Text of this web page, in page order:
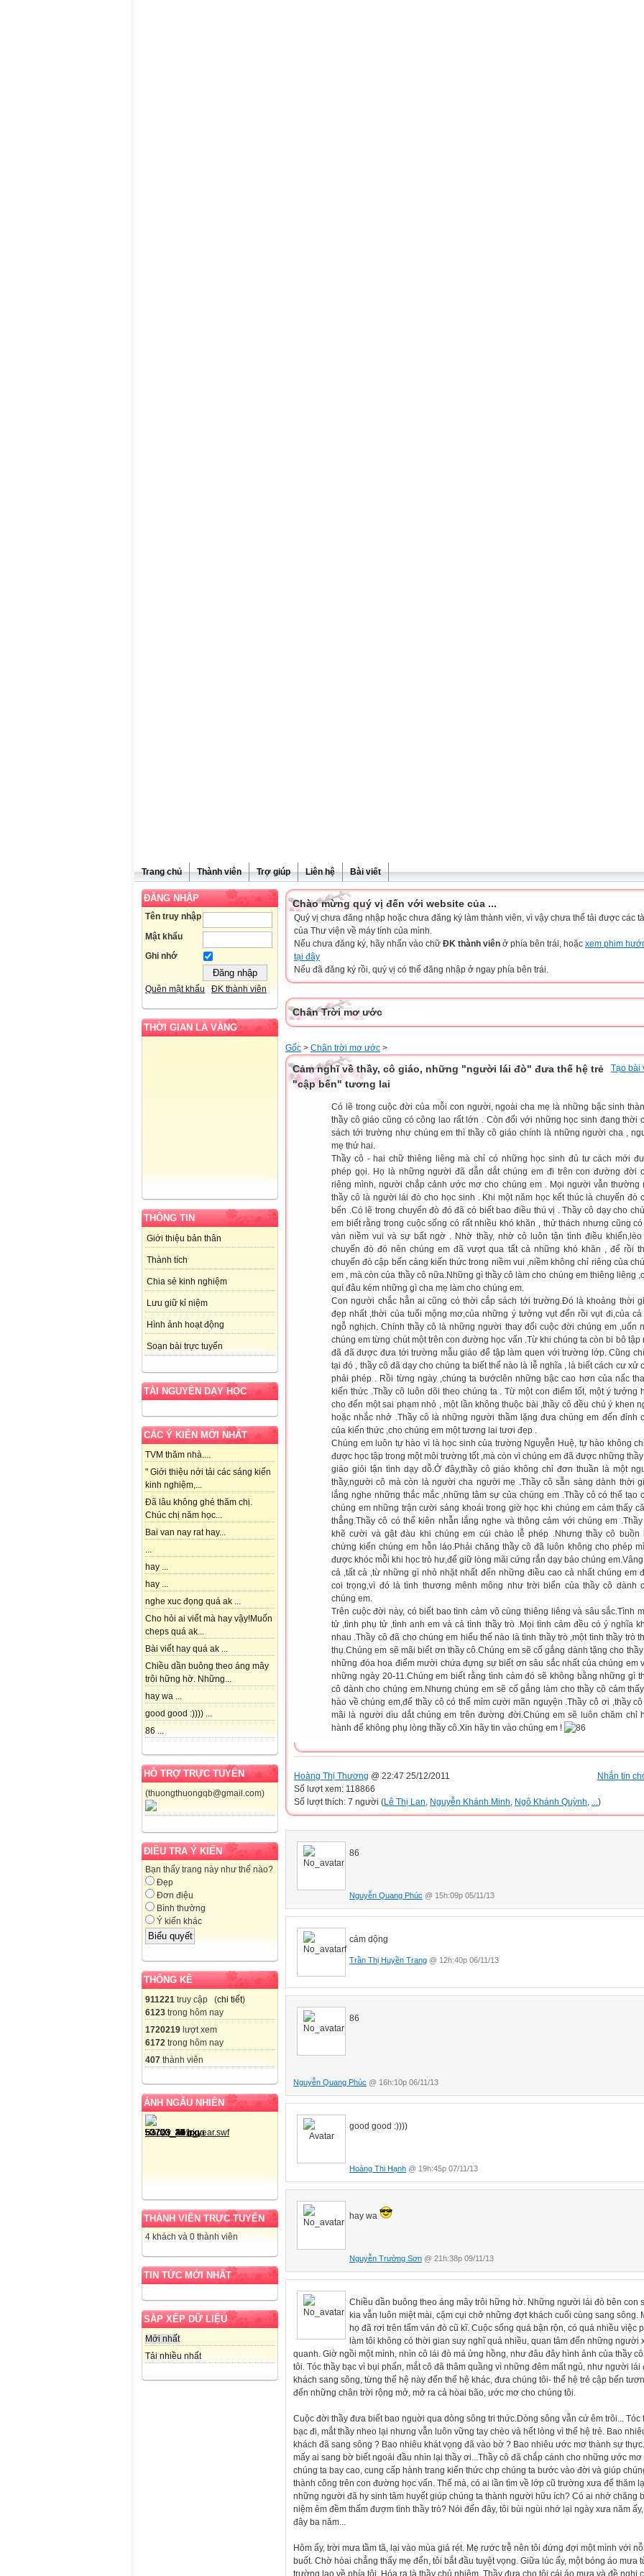
Trang chủ Thành viên Trợ giúp Liên hệ Bài viết
ĐĂNG NHẬP
Tên truy nhập
Mật khẩu
Ghi nhớ
Quên mật khẩu ĐK thành viên
THỜI GIAN LÀ VÀNG
THÔNG TIN
Giới thiệu bản thân
Thành tích
Chia sẻ kinh nghiệm
Lưu giữ kỉ niệm
Hình ảnh hoạt động
Soạn bài trực tuyến
TÀI NGUYÊN DẠY HỌC
CÁC Ý KIẾN MỚI NHẤT
TVM thăm nhà....
" Giới thiệu nới tải các sáng kiến
kinh nghiệm,...
Đã lâu không ghé thăm chị.
Chúc chị năm học...
Bai van nay rat hay...
...
hay ...
hay ...
nghe xuc đọng quá ak ...
Cho hỏi ai viết mà hay vậy!Muốn
cheps quá ak...
Bài viết hay quá ak ...
Chiều dần buông theo áng mây
trôi hững hờ. Những...
hay wa ...
good good :)))) ...
86 ...
HỖ TRỢ TRỰC TUYẾN
(thuongthuongqb@gmail.com)
ĐIỀU TRA Ý KIẾN
Bạn thấy trang này như thế nào?
Đẹp
Đơn điệu
Bình thường
Ý kiến khác
THỐNG KÊ
911221 truy cập (chi tiết)
6123 trong hôm nay
1720219 lượt xem
6172 trong hôm nay
407 thành viên
ẢNH NGẪU NHIÊN
THÀNH VIÊN TRỰC TUYẾN
4 khách và 0 thành viên
TIN TỨC MỚI NHẤT
SẮP XẾP DỮ LIỆU
Mới nhất
Tải nhiều nhất
Chào mừng quý vị đến với website của ...
Quý vị chưa đăng nhập hoặc chưa đăng ký làm thành viên, vì vậy chưa thể tải được các
của Thư viện về máy tính của mình.
Nếu chưa đăng ký, hãy nhấn vào chữ ĐK thành viên ở phía bên trái, hoặc xem phim
tại đây
Nếu đã đăng ký rồi, quý vị có thể đăng nhập ở ngay phía bên trái.
Chân Trời mơ ước
Gốc > Chân trời mơ ước >
Tạo bài
Cảm nghĩ về thầy, cô giáo, những "người lái đò" đưa thế hệ trẻ
"cập bến" tương lai
Có lẽ trong cuộc đời của mỗi con người, ngoài cha mẹ là những bậc sinh
thầy cô giáo cũng có công lao rất lớn . Còn đối với những học sinh đang thời
sách tới trường như chúng em thì thầy cô giáo chính là những người cha ,
mẹ thứ hai.
Thầy cô - hai chữ thiêng liêng mà chỉ có những học sinh đủ tư cách mới
phép gọi. Họ là những người đã dẫn dắt chúng em đi trên con đường đời
riêng mình, người chắp cánh ước mơ cho chúng em . Mọi người vẫn thường
thầy cô là người lái đò cho học sinh . Khi một năm học kết thúc là chuyến đò
bến .Có lẽ trong chuyến đò đó đã có biết bao điều thú vị . Thầy cô dạy cho
em biết rằng trong cuộc sống có rất nhiều khó khăn , thử thách nhưng cũng
vàn niềm vui và sự bất ngờ . Nhờ thầy, nhờ cô luôn tận tình điều khiển,lèo
chuyến đò đó nên chúng em đã vượt qua tất cả những khó khăn , để rồi
chuyến đò cập bến cảng kiến thức trong niềm vui ,niềm không chỉ riêng của
em , mà còn của thầy cô nữa.Những gì thầy cô làm cho chúng em thiêng liêng
quí đâu kém những gì cha mẹ làm cho chúng em.
Con người chắc hẳn ai cũng có thời cắp sách tới trường.Đó là khoảng thời
đẹp nhất ,thời của tuổi mộng mơ,của những ý tưởng vụt đến rồi vụt đi,của
ngỗ nghịch. Chính thầy cô là những người thay đổi cuộc đời chúng em ,uốn
chúng em từng chút một trên con đường học vấn .Từ khi chúng ta còn bi bô tập
đã đã được đưa tới trường mẫu giáo để tập làm quen với trường lớp. Cũng
tại đó , thầy cô đã dạy cho chúng ta biết thế nào là lễ nghĩa , là biết cách cư xử
phải phép . Rồi từng ngày ,chúng ta bướclên những bậc cao hơn của nấc
kiến thức .Thầy cô luôn dõi theo chúng ta . Từ một con điểm tốt, một ý tưởng
cho đến một sai phạm nhỏ , một lần không thuộc bài ,thầy cô đều chú ý khen
hoặc nhắc nhở .Thầy cô là những người thầm lặng đưa chúng em đến đỉnh
của kiến thức ,cho chúng em một tương lai tươi đẹp .
Chúng em luôn tự hào vì là học sinh của trường Nguyễn Huệ, tự hào không
được học tập trong một môi trường tốt ,mà còn vì chúng em đã được những
giáo giỏi tận tình dạy dỗ.Ở đây,thầy cô giáo không chỉ đơn thuần là một
thầy,người cô mà còn là người cha người mẹ .Thầy cô sẵn sàng dành thời
lắng nghe những thắc mắc ,những tâm sự của chúng em .Thầy cô có thể tạo
chúng em những trận cười sảng khoái trong giờ học khi chúng em cảm thấy
thẳng.Thầy cô có thể kiên nhẫn lắng nghe và thông cảm với chúng em
khẽ cười và gật đàu khi chúng em cúi chào lễ phép .Nhưng thầy cô buồn
chứng kiến chúng em hỗn láo.Phải chăng thầy cô đã luôn không cho phép
được khóc mỗi khi học trò hư,để giữ lòng mãi cứng rắn dạy bảo chúng
cả ,tất cả ,từ những gì nhỏ nhặt nhất đến những điều cao cả nhất chúng em
coi trọng,vì đó là tình thương mênh mông như trời biển của thầy cô dành
chúng em.
Trên cuộc đời này, có biết bao tình cảm vô cùng thiêng liêng và sâu sắc.Tình
tử ,tình phụ tử ,tình anh em và cả tình thầy trò .Mọi tình cảm đều có ý nghĩa
nhau .Thầy cô đã cho chúng em hiểu thế nào là tình thầy trò ,một tình thầy trò
thụ.Chúng em sẽ mãi biết ơn thầy cô.Chúng em sẽ cố gắng dành tặng cho
những đóa hoa điểm mười chứa đựng sự biết ơn sâu sắc nhất của chúng em
những ngày 20-11.Chúng em biết rằng tình cảm đó sẽ không bằng những gì
cô dành cho chúng em.Nhưng chúng em sẽ cố gắng làm cho thầy cô cảm
hào về chúng em,để thầy cô có thể mỉm cười mãn nguyện .Thầy cô ơi ,thầy cô
mãi là người dìu dắt chúng em trên đường đời.Chúng em sẽ luôn chăm chỉ
hành để không phụ lòng thầy cô.Xin hãy tin vào chúng em !
Nhắn tin
Hoàng Thị Thương @ 22:47 25/12/2011
Số lượt xem: 118866
Số lượt thích: 7 người (Lê Thị Lan Nguyễn Khánh Minh Ngô Khánh Quỳnh )
86
Nguyễn Quang Phúc @ 15h:09p 05/11/13
cảm dộng
Trần Thị Huyền Trang @ 12h:40p 06/11/13
86
Nguyễn Quang Phúc @ 16h:10p 06/11/13
good good :))))
Hoàng Thi Hạnh @ 19h:45p 07/11/13
hay wa
Nguyễn Trường Sơn @ 21h:38p 09/11/13
Chiều dần buông theo áng mây trôi hững hờ. Những người lái đò bên con
kia vẫn luôn miệt mài, cặm cụi chở những đợt khách cuối cùng sang sông.
họ đã rơi trên tấm ván đò cũ kĩ. Cuộc sống quá bận rộn, có quá nhiều việc
làm tôi không có thời gian suy nghĩ quá nhiều, quan tâm đến những người
quanh. Giờ ngồi một mình, nhìn cô lái đò má ửng hồng, như đâu đây hình ảnh của thầy
tôi. Tóc thầy bạc vì bụi phấn, mắt cô đã thâm quầng vì những đêm mất ngủ, như người lái
khách sang sông, từng thế hệ này đến thế hệ khác, đưa chúng tôi- thế hệ trẻ cập bến
đến những chân trời rộng mở, mở ra cả hòai bão, ước mơ cho chúng tôi.
Cuộc đời thầy đưa biết bao nguời qua dòng sông tri thức.Dòng sông vẫn cứ êm trôi... Tóc
bạc đi, mắt thầy nheo lại nhưng vẫn luôn vững tay chèo và hết lòng vì thế hệ trẻ. Bao
khách đã sang sông ? Bao nhiêu khát vọng đã vào bờ ? Bao nhiêu ước mơ thành sự
mấy ai sang bờ biết ngoái đầu nhìn lại thầy ơi...Thầy cô đã chắp cánh cho những ước mơ
chúng ta bay cao, cung cấp hành trang kiến thức chp chúng ta bước vào đời và giúp
thành công trên con đường học vấn. Thế mà, có ai lần tìm về lớp cũ trường xưa để thăm
những người đã hy sinh tâm huyết giúp chúng ta thành người hữu ích? Có ai nhớ chăng
niệm êm đềm thấm đượm tình thầy trò? Nói đến đây, tôi bùi ngùi nhớ lại ngày xưa năm
đây ba năm...
Hôm ấy, trời mưa tầm tã, lại vào mùa giá rét. Mẹ rước trễ nên tôi đứng đợi một mình với
buốt. Chờ hòai chẳng thấy mẹ đến, tôi bắt đầu tuyệt vọng. Giữa lúc ấy, một bóng áo mưa
trường lao về phía tôi. Hóa ra là thầy chủ nhiệm. Thầy đưa cho tôi cái áo mưa và đề nghị